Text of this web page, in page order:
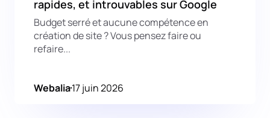
rapides, et introuvables sur Google
Budget serré et aucune compétence en
création de site ? Vous pensez faire ou
refaire...
Webalia17 juin 2026